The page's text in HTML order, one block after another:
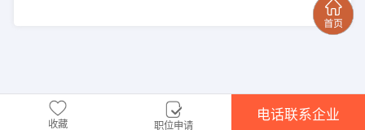
收藏 职位申请
电话联系企业